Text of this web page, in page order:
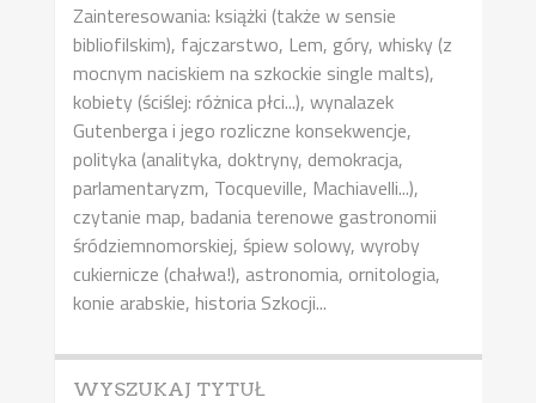
Zainteresowania: książki (także w sensie
bibliofilskim), fajczarstwo, Lem, góry, whisky (z
mocnym naciskiem na szkockie single malts),
kobiety (ściślej: różnica płci...), wynalazek
Gutenberga i jego rozliczne konsekwencje,
polityka (analityka, doktryny, demokracja,
parlamentaryzm, Tocqueville, Machiavelli...),
czytanie map, badania terenowe gastronomii
śródziemnomorskiej, śpiew solowy, wyroby
cukiernicze (chałwa!), astronomia, ornitologia,
konie arabskie, historia Szkocji...
WYSZUKAJ TYTUŁ